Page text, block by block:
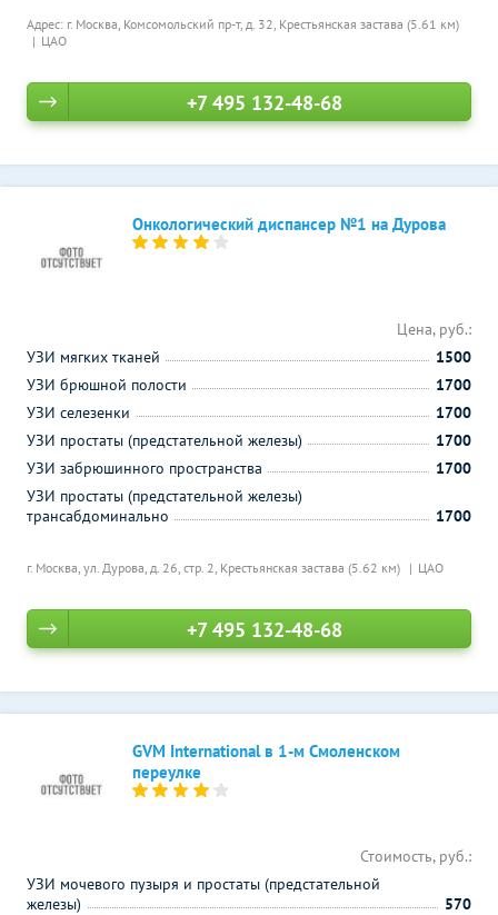
Адрес: г. Москва, Комсомольский пр-т, д. 32, Крестьянская застава (5.61 км)
ЦАО
+7 495 132-48-68
Онкологический диспансер №1 на Дурова
г. Москва, ул. Дурова, д. 26, стр. 2, Крестьянская застава (5.62 км) ЦАО
Цена, руб.:
УЗИ мягких тканей
1500
УЗИ брюшной полости
1700
УЗИ селезенки
1700
УЗИ простаты (предстательной железы)
1700
УЗИ забрюшинного пространства
1700
УЗИ простаты (предстательной железы)
трансабдоминально
1700
+7 495 132-48-68
GVM International в 1-м Смоленском
переулке
Стоимость, руб.:
УЗИ мочевого пузыря и простаты (предстательной
железы)
570